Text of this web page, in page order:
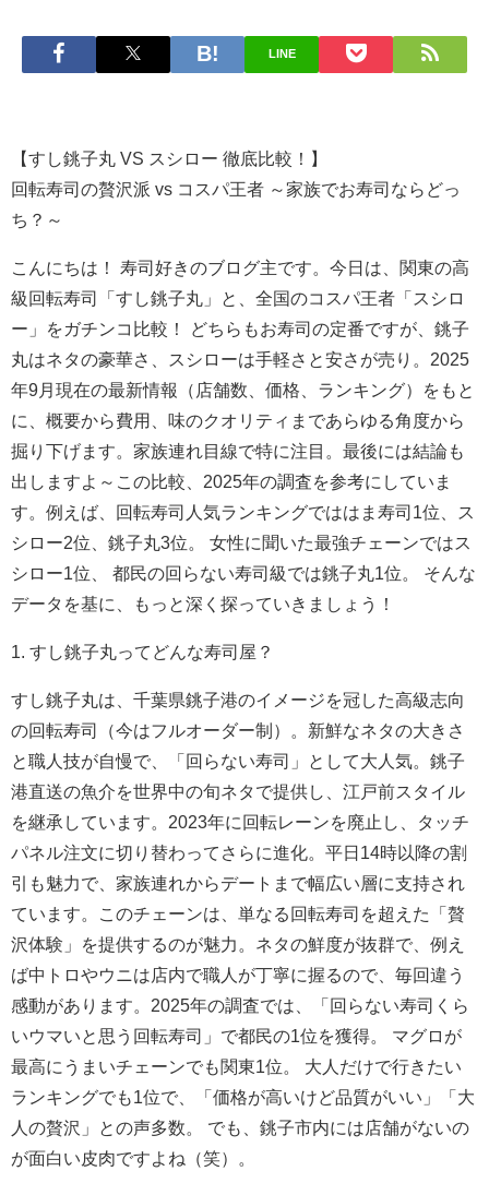
LINE
【すし銚子丸 VS スシロー 徹底比較！】
回転寿司の贅沢派 vs コスパ王者 ～家族でお寿司ならどっ
ち？～
こんにちは！ 寿司好きのブログ主です。今日は、関東の高
級回転寿司「すし銚子丸」と、全国のコスパ王者「スシロ
ー」をガチンコ比較！ どちらもお寿司の定番ですが、銚子
丸はネタの豪華さ、スシローは手軽さと安さが売り。2025
年9月現在の最新情報（店舗数、価格、ランキング）をもと
に、概要から費用、味のクオリティまであらゆる角度から
掘り下げます。家族連れ目線で特に注目。最後には結論も
出しますよ～この比較、2025年の調査を参考にしていま
す。例えば、回転寿司人気ランキングでははま寿司1位、ス
シロー2位、銚子丸3位。 女性に聞いた最強チェーンではス
シロー1位、 都民の回らない寿司級では銚子丸1位。 そんな
データを基に、もっと深く探っていきましょう！
1. すし銚子丸ってどんな寿司屋？
すし銚子丸は、千葉県銚子港のイメージを冠した高級志向
の回転寿司（今はフルオーダー制）。新鮮なネタの大きさ
と職人技が自慢で、「回らない寿司」として大人気。銚子
港直送の魚介を世界中の旬ネタで提供し、江戸前スタイル
を継承しています。2023年に回転レーンを廃止し、タッチ
パネル注文に切り替わってさらに進化。平日14時以降の割
引も魅力で、家族連れからデートまで幅広い層に支持され
ています。このチェーンは、単なる回転寿司を超えた「贅
沢体験」を提供するのが魅力。ネタの鮮度が抜群で、例え
ば中トロやウニは店内で職人が丁寧に握るので、毎回違う
感動があります。2025年の調査では、「回らない寿司くら
いウマいと思う回転寿司」で都民の1位を獲得。 マグロが
最高にうまいチェーンでも関東1位。 大人だけで行きたい
ランキングでも1位で、「価格が高いけど品質がいい」「大
人の贅沢」との声多数。 でも、銚子市内には店舗がないの
が面白い皮肉ですよね（笑）。